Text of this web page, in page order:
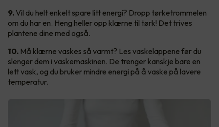
9. Vil du helt enkelt spare litt energi? Dropp tørketrommelen
om du har en. Heng heller opp klærne til tørk! Det trives
plantene dine med også.
10. Må klærne vaskes så varmt? Les vaskelappene før du
slenger dem i vaskemaskinen. De trenger kanskje bare en
lett vask, og du bruker mindre energi på å vaske på lavere
temperatur.